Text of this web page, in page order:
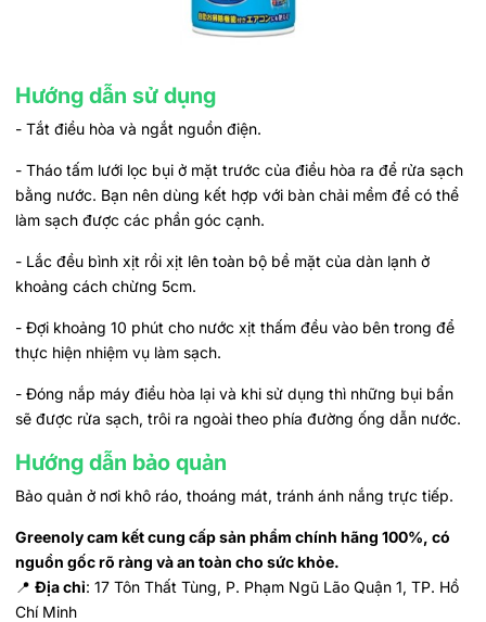
Hướng dẫn sử dụng
- Tắt điều hòa và ngắt nguồn điện.
- Tháo tấm lưới lọc bụi ở mặt trước của điều hòa ra để rửa sạch
bằng nước. Bạn nên dùng kết hợp với bàn chải mềm để có thể
làm sạch được các phần góc cạnh.
- Lắc đều bình xịt rồi xịt lên toàn bộ bề mặt của dàn lạnh ở
khoảng cách chừng 5cm.
- Đợi khoảng 10 phút cho nước xịt thấm đều vào bên trong để
thực hiện nhiệm vụ làm sạch.
- Đóng nắp máy điều hòa lại và khi sử dụng thì những bụi bẩn
sẽ được rửa sạch, trôi ra ngoài theo phía đường ống dẫn nước.
Hướng dẫn bảo quản
Bảo quản ở nơi khô ráo, thoáng mát, tránh ánh nắng trực tiếp.
Greenoly cam kết cung cấp sản phẩm chính hãng 100%, có
nguồn gốc rõ ràng và an toàn cho sức khỏe.
📍 Địa chỉ: 17 Tôn Thất Tùng, P. Phạm Ngũ Lão Quận 1, TP. Hồ
Chí Minh